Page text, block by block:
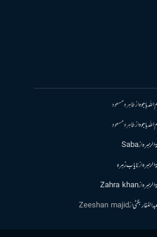
باجوہازطاہرہ مسعود
باجوہازطاہرہ مسعود
ازSaba
ازنایاب زہرہ
ازZahra khan
بگٹیازZeeshan majid